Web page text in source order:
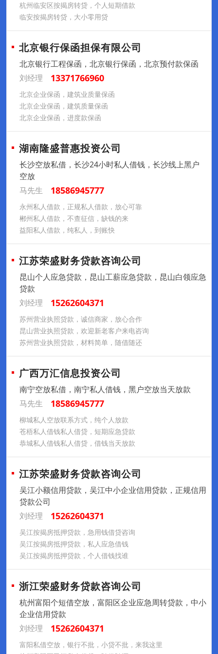
杭州临安区按揭房转贷，个人短期借款
临安按揭房转贷，大小零用贷
北京银行保函担保有限公司
北京银行工程保函，北京银行保函，北京预付款保函
刘经理
13371766960
北京企业保函，建筑业质量保函
北京企业保函，建筑质量保函
北京企业保函，进度款保函
湖南隆盛普惠投资公司
长沙空放私借，长沙24小时私人借钱，长沙线上黑户
空放
马先生
18586945777
永州私人借款，正规私人借款，放心可靠
郴州私人借款，不查征信，缺钱的来
益阳私人借款，纯私人，到账快
江苏荣盛财务贷款咨询公司
昆山个人应急贷款，昆山工薪应急贷款，昆山白领应急
贷款
刘经理
15262604371
苏州营业执照贷款，诚信商家，放心合作
昆山营业执照贷款，欢迎新老客户来电咨询
苏州营业执照贷款，材料简单，随借随还
广西万汇信息投资公司
南宁空放私借，南宁私人借钱，黑户空放当天放款
马先生
18586945777
柳城私人空放联系方式，纯个人放款
苍梧私人借钱私人借贷，短期应急贷款
恭城私人借钱私人借贷，借钱当天放款
江苏荣盛财务贷款咨询公司
吴江小额信用贷款，吴江中小企业信用贷款，正规信用
贷款公司
刘经理
15262604371
吴江按揭房抵押贷款，急用钱借贷咨询
吴江按揭房抵押贷款，私人应急借钱
吴江按揭房抵押贷款，个人借钱找谁
浙江荣盛财务贷款咨询公司
杭州富阳个短借空放，富阳区企业应急周转贷款，中小
企业信用贷款
刘经理
15262604371
富阳私借空放，银行不批，小贷不批，来我这里